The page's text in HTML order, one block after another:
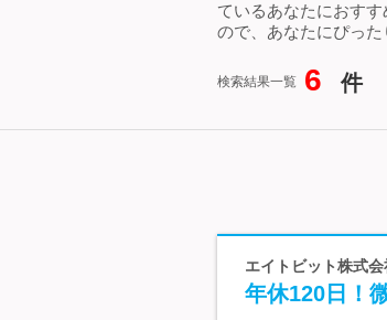
ているあなたにおす
ので、あなたにぴっ
検索結果一覧 6 件
エイトビット株式
年休120日！